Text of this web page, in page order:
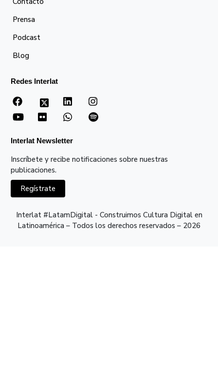
Prensa
Podcast
Blog
Redes Interlat
Interlat Newsletter
Inscríbete y recibe notificaciones sobre nuestras
publicaciones.
Regístrate
Interlat #LatamDigital - Construimos Cultura Digital en
Latinoamérica – Todos los derechos reservados – 2026